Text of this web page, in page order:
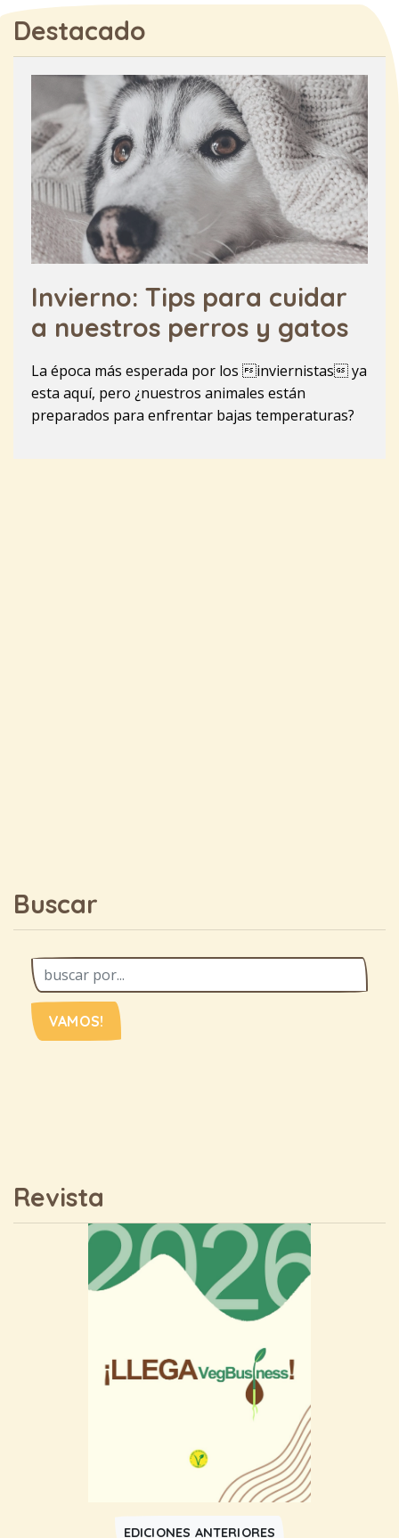
Destacado
Invierno: Tips para cuidar
a nuestros perros y gatos
La época más esperada por los inviernistas ya
esta aquí, pero ¿nuestros animales están
preparados para enfrentar bajas temperaturas?
Buscar
VAMOS!
Revista
EDICIONES ANTERIORES